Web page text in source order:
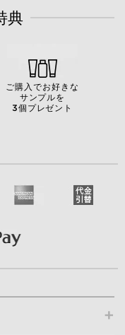
典
ご購入でお好きな
サンプルを
3個プレゼント
+